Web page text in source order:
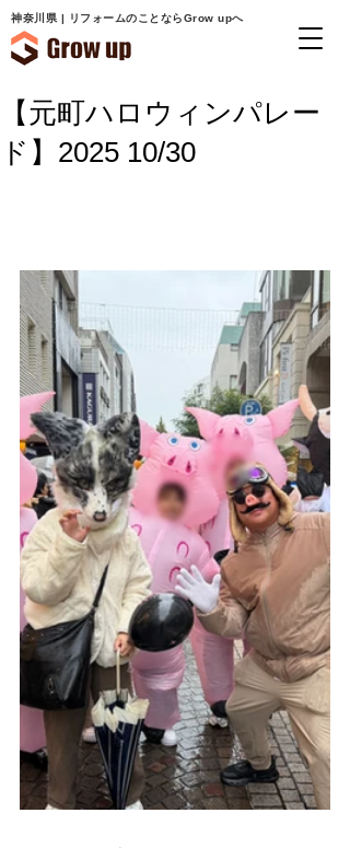
神奈川県 | リフォームのことならGrow upへ
【元町ハロウィンパレー
ド】2025 10/30